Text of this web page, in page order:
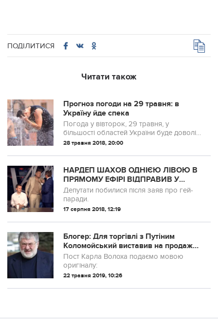
ПОДІЛИТИСЯ
Читати також
Прогноз погоди на 29 травня: в
Україну йде спека
Погода у вівторок, 29 травня, у
більшості областей України буде доволі
спекотною і переважно без опадів у
Діденко, у більшості областей України т...
28 травня 2018, 20:00
НАРДЕП ШАХОВ ОДНІЄЮ ЛІВОЮ В
ПРЯМОМУ ЕФІРІ ВІДПРАВИВ У
НОКДАУН РАДИКАЛА МОСІЙЧУКА
(ВІДЕО)
Депутати побилися після заяв про гей-
паради.
17 серпня 2018, 12:19
Блогер: Для торгівлі з Путіним
Коломойський виставив на продаж
свій найбільший актив – Слугу
народу.
Пост Карла Волоха подаємо мовою
оригіналу:
22 травня 2019, 10:26